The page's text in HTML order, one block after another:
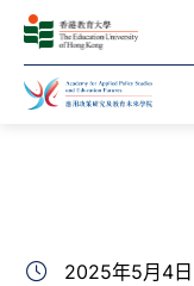
2025年5月4日